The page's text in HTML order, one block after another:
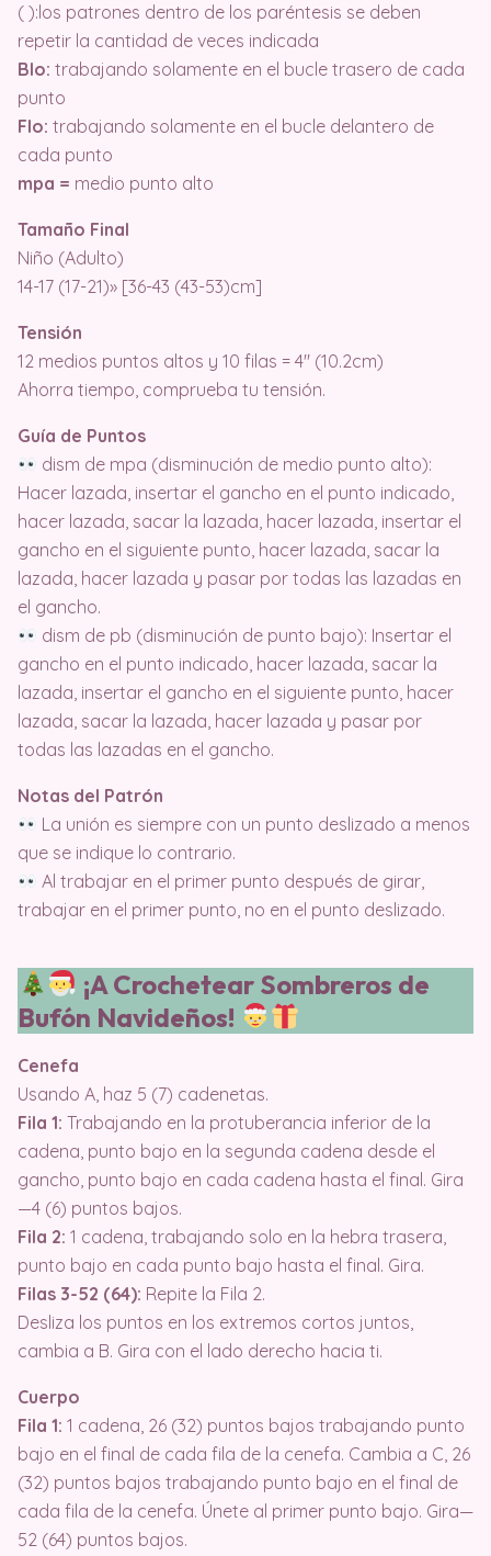
( ):los patrones dentro de los paréntesis se deben
repetir la cantidad de veces indicada
Blo: trabajando solamente en el bucle trasero de cada
punto
Flo: trabajando solamente en el bucle delantero de
cada punto
mpa = medio punto alto
Tamaño Final
Niño (Adulto)
14-17 (17-21)» [36-43 (43-53)cm]
Tensión
12 medios puntos altos y 10 filas = 4″ (10.2cm)
Ahorra tiempo, comprueba tu tensión.
Guía de Puntos
dism de mpa (disminución de medio punto alto):
Hacer lazada, insertar el gancho en el punto indicado,
hacer lazada, sacar la lazada, hacer lazada, insertar el
gancho en el siguiente punto, hacer lazada, sacar la
lazada, hacer lazada y pasar por todas las lazadas en
el gancho.
dism de pb (disminución de punto bajo): Insertar el
gancho en el punto indicado, hacer lazada, sacar la
lazada, insertar el gancho en el siguiente punto, hacer
lazada, sacar la lazada, hacer lazada y pasar por
todas las lazadas en el gancho.
Notas del Patrón
La unión es siempre con un punto deslizado a menos
que se indique lo contrario.
Al trabajar en el primer punto después de girar,
trabajar en el primer punto, no en el punto deslizado.
¡A Crochetear Sombreros de
Bufón Navideños!
Cenefa
Usando A, haz 5 (7) cadenetas.
Fila 1: Trabajando en la protuberancia inferior de la
cadena, punto bajo en la segunda cadena desde el
gancho, punto bajo en cada cadena hasta el final. Gira
—4 (6) puntos bajos.
Fila 2: 1 cadena, trabajando solo en la hebra trasera,
punto bajo en cada punto bajo hasta el final. Gira.
Filas 3-52 (64): Repite la Fila 2.
Desliza los puntos en los extremos cortos juntos,
cambia a B. Gira con el lado derecho hacia ti.
Cuerpo
Fila 1: 1 cadena, 26 (32) puntos bajos trabajando punto
bajo en el final de cada fila de la cenefa. Cambia a C, 26
(32) puntos bajos trabajando punto bajo en el final de
cada fila de la cenefa. Únete al primer punto bajo. Gira—
52 (64) puntos bajos.